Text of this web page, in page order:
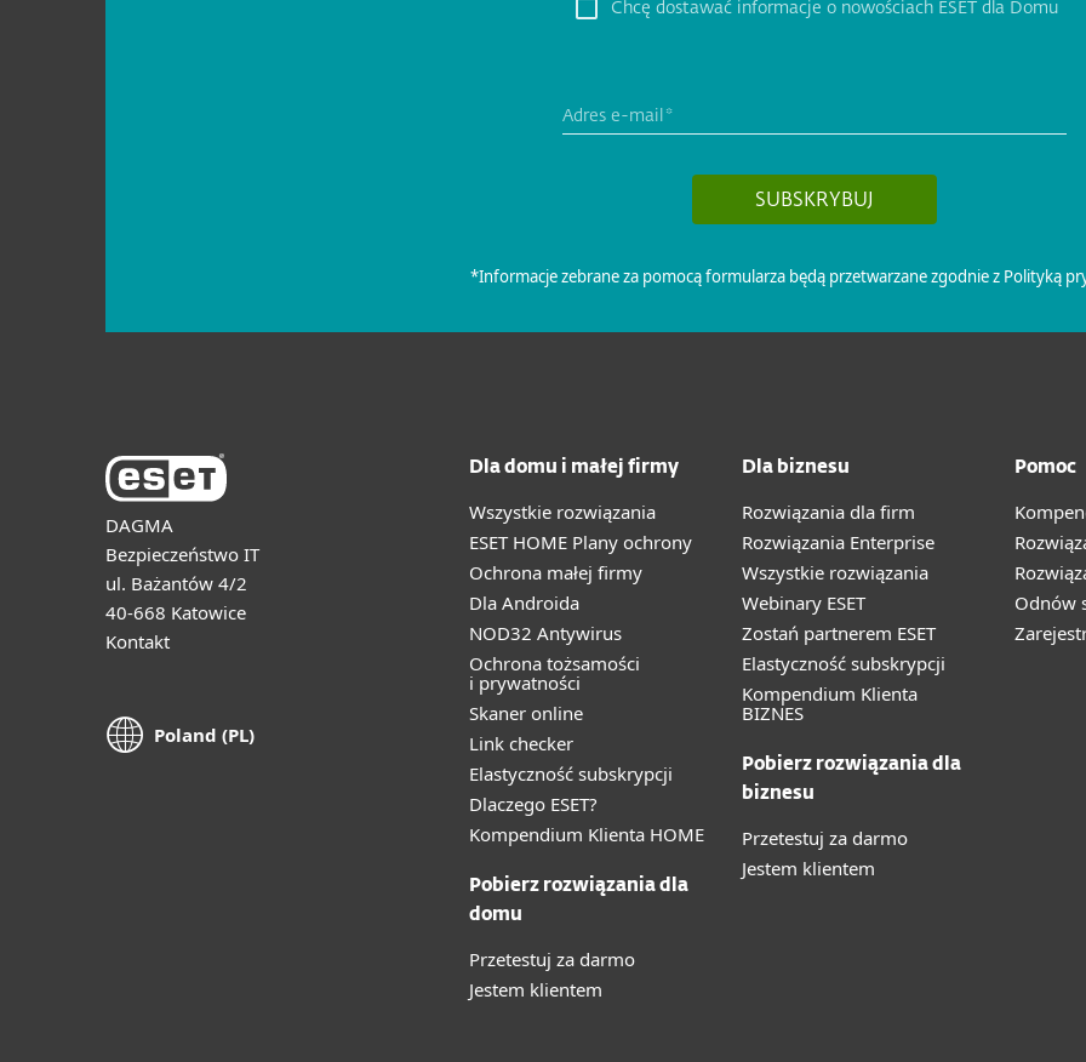
DAGMA
Bezpieczeństwo IT
ul. Bażantów 4/2
40-668 Katowice
Kontakt
Poland (PL)
Dla domu i małej firmy
Wszystkie rozwiązania
ESET HOME Plany ochrony
Ochrona małej firmy
Dla Androida
NOD32 Antywirus
Ochrona tożsamości
i prywatności
Skaner online
Link checker
Elastyczność subskrypcji
Dlaczego ESET?
Kompendium Klienta HOME
Pobierz rozwiązania dla
domu
Przetestuj za darmo
Jestem klientem
Dla biznesu
Rozwiązania dla firm
Rozwiązania Enterprise
Wszystkie rozwiązania
Webinary ESET
Zostań partnerem ESET
Elastyczność subskrypcji
Kompendium Klienta
BIZNES
Pobierz rozwiązania dla
biznesu
Przetestuj za darmo
Jestem klientem
Pomoc
Odnów